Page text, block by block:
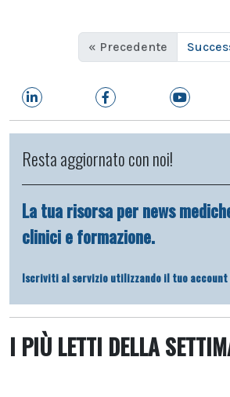
« Precedente
Resta aggiornato con noi!
La tua risorsa per news
clinici e formazione.
Iscriviti al servizio utilizzando il tuo account
I PIÙ LETTI DELLA